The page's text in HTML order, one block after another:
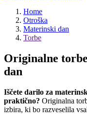
Home
Otroška
Materinski dan
Torbe
Originalne
dan
Iščete darilo za
praktično? Originalna
izbira, ki bo razveselila